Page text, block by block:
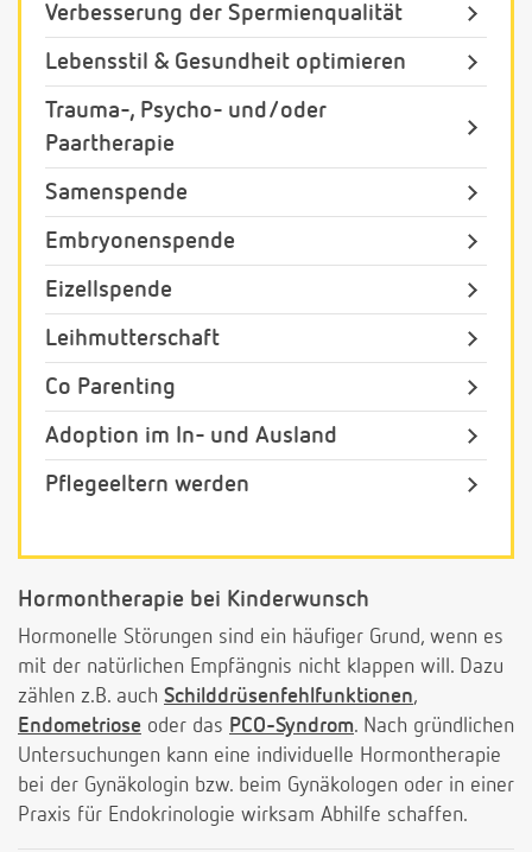
Verbesserung der Spermienqualität
Lebensstil & Gesundheit optimieren
Trauma-, Psycho- und/oder
Paartherapie
Samenspende
Embryonenspende
Eizellspende
Leihmutterschaft
Co Parenting
Adoption im In- und Ausland
Pflegeeltern werden
Hormontherapie bei Kinderwunsch
Hormonelle Störungen sind ein häufiger Grund, wenn es
mit der natürlichen Empfängnis nicht klappen will. Dazu
zählen z.B. auch Schilddrüsenfehlfunktionen,
Endometriose oder das PCO-Syndrom. Nach gründlichen
Untersuchungen kann eine individuelle Hormontherapie
bei der Gynäkologin bzw. beim Gynäkologen oder in einer
Praxis für Endokrinologie wirksam Abhilfe schaffen.